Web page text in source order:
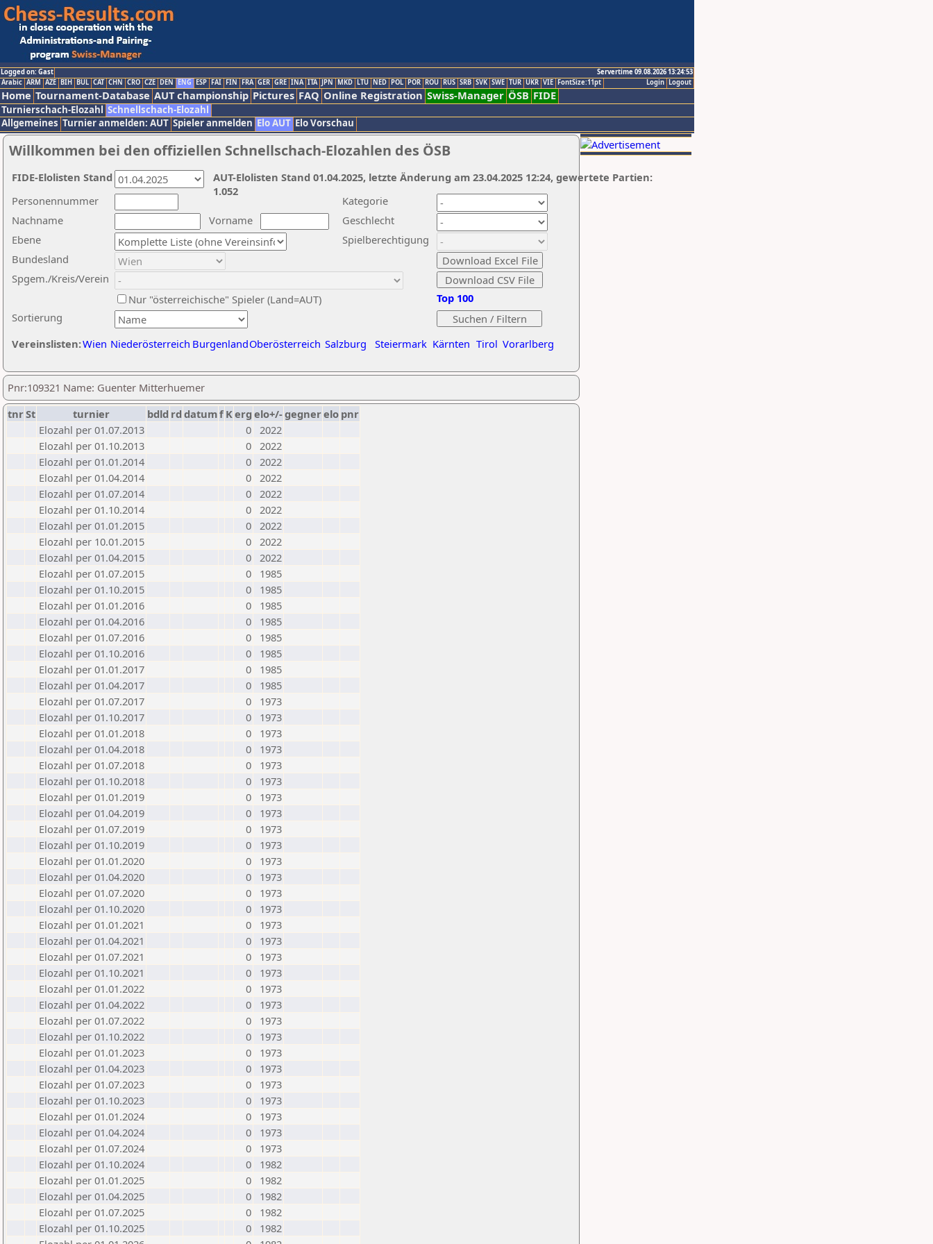
Logged on: Gast
Servertime 09.08.2026 13:24:53
Logout
Login
Arabic ARM AZE BIH BUL CAT CHN CRO CZE DEN ENG ESP FAI FIN FRA GER GRE INA ITA JPN MKD LTU NED POL POR ROU RUS SRB SVK SWE TUR UKR VIE FontSize:11pt
Home Tournament-Database AUT championship Pictures FAQ Online Registration Swiss-Manager ÖSB FIDE
Turnierschach-Elozahl Schnellschach-Elozahl
Allgemeines Turnier anmelden: AUT Spieler anmelden Elo AUT Elo Vorschau
Willkommen bei den offiziellen Schnellschach-Elozahlen des ÖSB
Nachname
Vorname
Ebene
Kategorie
Sortierung
Personennummer
Bundesland
Spgem./Kreis/Verein
Geschlecht
Nur "österreichische" Spieler (Land=AUT)
Spielberechtigung
Vereinslisten:Wien Niederösterreich BurgenlandOberösterreich Salzburg Steiermark Kärnten Tirol Vorarlberg
Top 100
AUT-Elolisten Stand 01.04.2025, letzte Änderung am 23.04.2025 12:24, gewertete Partien:
1.052
FIDE-Elolisten Stand
Pnr:109321 Name: Guenter Mitterhuemer
tnrSt turnier bdld rd datumf Kerg elo+/-gegnerelo pnr
Elozahl per 01.07.2013
0 2022
Elozahl per 01.10.2013
0 2022
Elozahl per 01.01.2014
0 2022
Elozahl per 01.04.2014
0 2022
Elozahl per 01.07.2014
0 2022
Elozahl per 01.10.2014
0 2022
Elozahl per 01.01.2015
0 2022
Elozahl per 10.01.2015
0 2022
Elozahl per 01.04.2015
0 2022
Elozahl per 01.07.2015
0
1985
Elozahl per 01.10.2015
0
1985
Elozahl per 01.01.2016
0
1985
Elozahl per 01.04.2016
0
1985
Elozahl per 01.07.2016
0
1985
Elozahl per 01.10.2016
0
1985
Elozahl per 01.01.2017
0
1985
Elozahl per 01.04.2017
0
1985
Elozahl per 01.07.2017
0
1973
Elozahl per 01.10.2017
0
1973
Elozahl per 01.01.2018
0
1973
Elozahl per 01.04.2018
0
1973
Elozahl per 01.07.2018
0
1973
Elozahl per 01.10.2018
0
1973
Elozahl per 01.01.2019
0
1973
Elozahl per 01.04.2019
0
1973
Elozahl per 01.07.2019
0
1973
Elozahl per 01.10.2019
0
1973
Elozahl per 01.01.2020
0
1973
Elozahl per 01.04.2020
0
1973
Elozahl per 01.07.2020
0
1973
Elozahl per 01.10.2020
0
1973
Elozahl per 01.01.2021
0
1973
Elozahl per 01.04.2021
0
1973
Elozahl per 01.07.2021
0
1973
Elozahl per 01.10.2021
0
1973
Elozahl per 01.01.2022
0
1973
Elozahl per 01.04.2022
0
1973
Elozahl per 01.07.2022
0
1973
Elozahl per 01.10.2022
0
1973
Elozahl per 01.01.2023
0
1973
Elozahl per 01.04.2023
0
1973
Elozahl per 01.07.2023
0
1973
Elozahl per 01.10.2023
0
1973
Elozahl per 01.01.2024
0
1973
Elozahl per 01.04.2024
0
1973
Elozahl per 01.07.2024
0
1973
Elozahl per 01.10.2024
0
1982
Elozahl per 01.01.2025
0
1982
Elozahl per 01.04.2025
0
1982
Elozahl per 01.07.2025
0
1982
Elozahl per 01.10.2025
0
1982